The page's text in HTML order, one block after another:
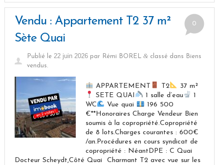
0
Vendu : Appartement T2 37 m²
Sète Quai
Publié le 22 juin 2026par Rémi BOREL &classé dans
Biens
vendus.
APPARTEMENT T2
37 m²
SETE QUAI
1 salle d’eau
1
WC
Vue quai
196 500
€**Honoraires Charge Vendeur Bien
soumis à la copropriété.Copropriété
de 8 lots.Charges courantes : 600€
/an.Procédures en cours syndicat de
copropriété : NéantDPE : C Quai
Docteur Scheydt,Côté Quai  Charmant T2 avec vue sur les